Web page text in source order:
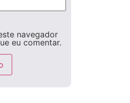
navegador
eu comentar.